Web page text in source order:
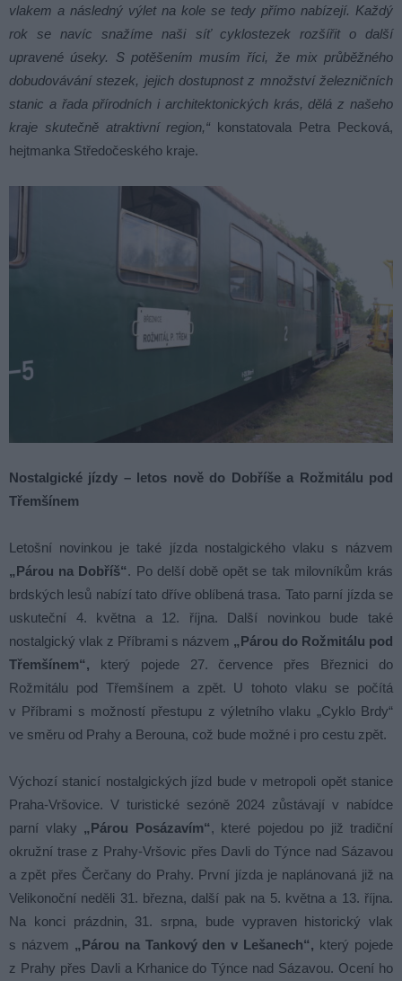
vlakem a následný výlet na kole se tedy přímo nabízejí. Každý
rok se navíc snažíme naši síť cyklostezek rozšířit o další
upravené úseky. S potěšením musím říci, že mix průběžného
dobudovávání stezek, jejich dostupnost z množství železničních
stanic a řada přírodních i architektonických krás, dělá z našeho
kraje skutečně atraktivní region,“ konstatovala Petra Pecková,
hejtmanka Středočeského kraje.
Nostalgické jízdy – letos nově do Dobříše a Rožmitálu pod
Třemšínem
Letošní novinkou je také jízda nostalgického vlaku s názvem
„Párou na Dobříš“. Po delší době opět se tak milovníkům krás
brdských lesů nabízí tato dříve oblíbená trasa. Tato parní jízda se
uskuteční 4. května a 12. října. Další novinkou bude také
nostalgický vlak z Příbrami s názvem „Párou do Rožmitálu pod
Třemšínem“, který pojede 27. července přes Březnici do
Rožmitálu pod Třemšínem a zpět. U tohoto vlaku se počítá
v Příbrami s možností přestupu z výletního vlaku „Cyklo Brdy“
ve směru od Prahy a Berouna, což bude možné i pro cestu zpět.
Výchozí stanicí nostalgických jízd bude v metropoli opět stanice
Praha-Vršovice. V turistické sezóně 2024 zůstávají v nabídce
parní vlaky „Párou Posázavím“, které pojedou po již tradiční
okružní trase z Prahy-Vršovic přes Davli do Týnce nad Sázavou
a zpět přes Čerčany do Prahy. První jízda je naplánovaná již na
Velikonoční neděli 31. března, další pak na 5. května a 13. října.
Na konci prázdnin, 31. srpna, bude vypraven historický vlak
s názvem „Párou na Tankový den v Lešanech“, který pojede
z Prahy přes Davli a Krhanice do Týnce nad Sázavou. Ocení ho